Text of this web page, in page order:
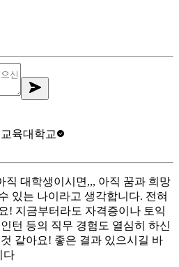
육대학교
직 대학생이시면,,, 아직 꿈과 희망
있는 나이라고 생각합니다. 전혀
! 지금부터라도 자격증이나 토익
턴 등의 직무 경험도 열심히 하신
같아요! 좋은 결과 있으시길 바
다